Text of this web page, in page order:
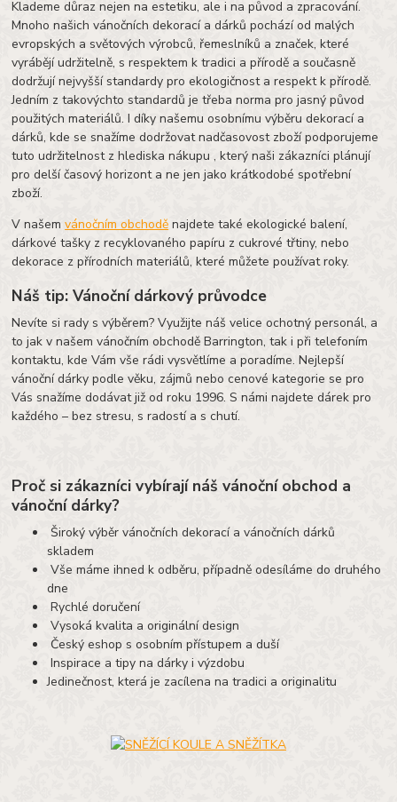
Klademe důraz nejen na estetiku, ale i na původ a zpracování.
Mnoho našich vánočních dekorací a dárků pochází od malých
evropských a světových výrobců, řemeslníků a značek, které
vyrábějí udržitelně, s respektem k tradici a přírodě a současně
dodržují nejvyšší standardy pro ekologičnost a respekt k přírodě.
Jedním z takovýchto standardů je třeba norma pro jasný původ
použitých materiálů. I díky našemu osobnímu výběru dekorací a
dárků, kde se snažíme dodržovat nadčasovost zboží podporujeme
tuto udržitelnost z hlediska nákupu , který naši zákazníci plánují
pro delší časový horizont a ne jen jako krátkodobé spotřební
zboží.
V našemvánočním obchodě najdete také ekologické balení,
dárkové tašky z recyklovaného papíru z cukrové třtiny, nebo
dekorace z přírodních materiálů, které můžete používat roky.
Náš tip: Vánoční dárkový průvodce
Nevíte si rady s výběrem? Využijte náš velice ochotný personál, a
to jak v našem vánočním obchodě Barrington, tak i při telefoním
kontaktu, kde Vám vše rádi vysvětlíme a poradíme. Nejlepší
vánoční dárky podle věku, zájmů nebo cenové kategorie se pro
Vás snažíme dodávat již od roku 1996. S námi najdete dárek pro
každého – bez stresu, s radostí a s chutí.
Proč si zákazníci vybírají náš vánoční obchod a
vánoční dárky?
Široký výběr vánočních dekorací a vánočních dárků
skladem
Vše máme ihned k odběru, případně odesíláme do druhého
dne
Rychlé doručení
Vysoká kvalita a originální design
Český eshop s osobním přístupem a duší
Inspirace a tipy na dárky i výzdobu
Jedinečnost, která je zacílena na tradici a originalitu